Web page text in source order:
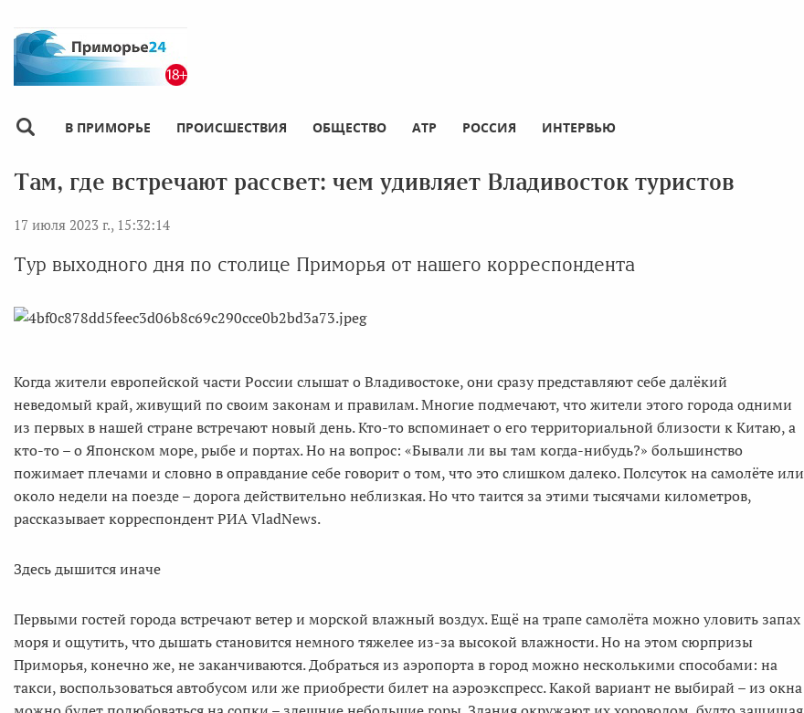
В ПРИМОРЬЕ ПРОИСШЕСТВИЯ ОБЩЕСТВО АТР РОССИЯ ИНТЕРВЬЮ
Там, где встречают рассвет: чем удивляет Владивосток туристов
17 июля 2023 г., 15:32:14
Тур выходного дня по столице Приморья от нашего корреспондента
Когда жители европейской части России слышат о Владивостоке, они сразу представляют себе далёкий
неведомый край, живущий по своим законам и правилам. Многие подмечают, что жители этого города одними
из первых в нашей стране встречают новый день. Кто-то вспоминает о его территориальной близости к Китаю, а
кто-то – о Японском море, рыбе и портах. Но на вопрос: «Бывали ли вы там когда-нибудь?» большинство
пожимает плечами и словно в оправдание себе говорит о том, что это слишком далеко. Полсуток на самолёте или
около недели на поезде – дорога действительно неблизкая. Но что таится за этими тысячами километров,
рассказывает корреспондент РИА VladNews.
Здесь дышится иначе
Первыми гостей города встречают ветер и морской влажный воздух. Ещё на трапе самолёта можно уловить запах
моря и ощутить, что дышать становится немного тяжелее из-за высокой влажности. Но на этом сюрпризы
Приморья, конечно же, не заканчиваются. Добраться из аэропорта в город можно несколькими способами: на
такси, воспользоваться автобусом или же приобрести билет на аэроэкспресс. Какой вариант не выбирай – из окна